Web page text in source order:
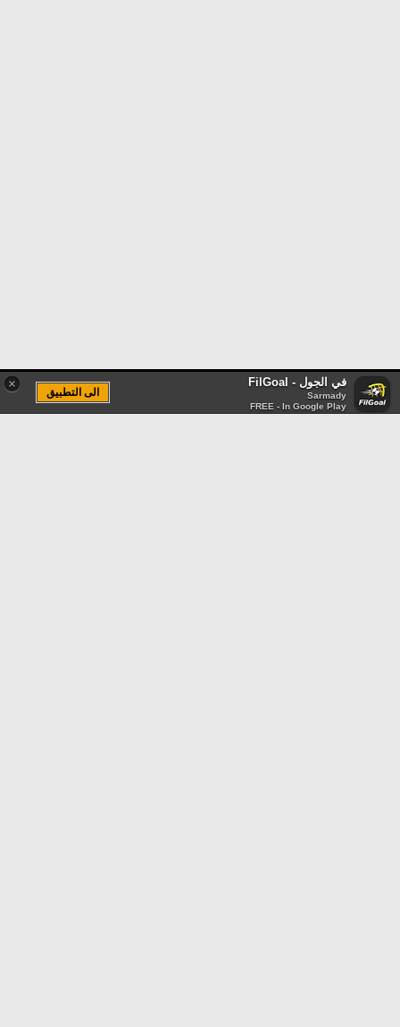
× في الجول - FilGoal
Sarmady
FREE - In Google Play
الى التطبيق